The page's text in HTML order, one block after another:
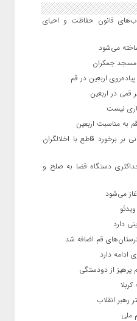
قانون حفاظت و احیای
می‌شود
نیست
بر برخورد قاطع با اخلالگران
دستگاه قضا به صلح و
می‌شود
دارد
قم اضافه شد
ادامه دارد
پرهیز از دودستگی
رهبر انقلاب